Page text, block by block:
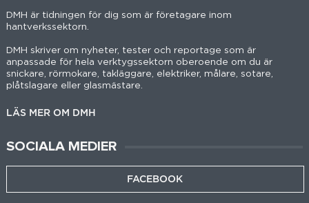
DMH är tidningen för dig som är företagare inom
hantverkssektorn.
DMH skriver om nyheter, tester och reportage som är
anpassade för hela verktygssektorn oberoende om du är
snickare, rörmokare, takläggare, elektriker, målare, sotare,
plåtslagare eller glasmästare.
LÄS MER OM DMH
SOCIALA MEDIER
FACEBOOK